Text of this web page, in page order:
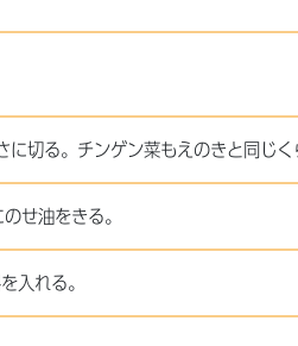
切る。チンゲン菜もえのきと同じく
せ油をきる。
入れる。